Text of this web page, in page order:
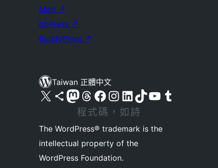
Matt ↗
bbPress ↗
BuddyPress ↗
Taiwan 正體中文
查看我們的 X (之前的 Twitter) 帳號 造訪我們的 Bluesky 帳號 造訪我們的 Mastodon 帳號 造訪我們的 Threads 帳號 造訪我們的 Facebook 粉絲專頁 Visit our Instagram account
Visit our LinkedIn account
造訪我們的 TikTok 帳號 Visit our YouTube channel
造訪我們的 Tumblr 帳號
程式碼，如詩
The WordPress® trademark is the
intellectual property of the
WordPress Foundation.